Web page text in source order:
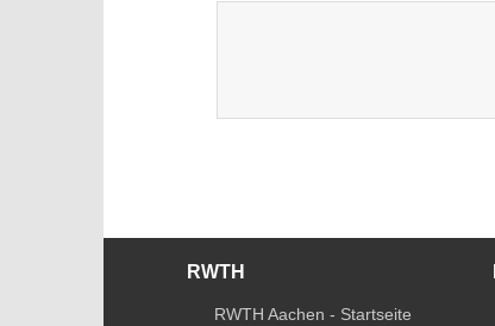
RWTH
RWTH Aachen - Startseite